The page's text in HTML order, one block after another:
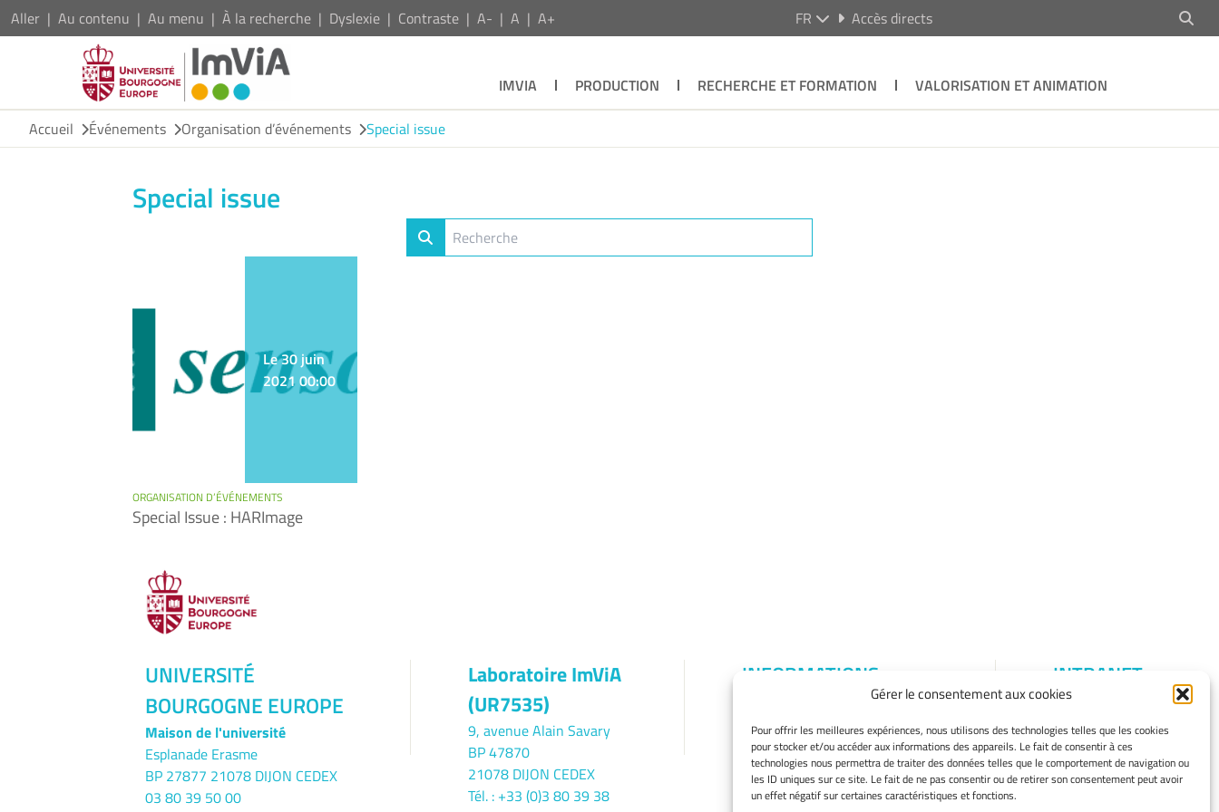
Gérer le consentement aux cookies
Pour offrir les meilleures expériences, nous utilisons des technologies telles que les cookies
pour stocker et/ou accéder aux informations des appareils. Le fait de consentir à ces
technologies nous permettra de traiter des données telles que le comportement de navigation ou
les ID uniques sur ce site. Le fait de ne pas consentir ou de retirer son consentement peut avoir
un effet négatif sur certaines caractéristiques et fonctions.
Aller Au contenu Au menu À la recherche Dyslexie Contraste A- A A+ FR Accès directs
IMVIA PRODUCTION RECHERCHE ET FORMATION
VALORISATION ET ANIMATION
Accueil
Événements Organisation d’événements Special issue
Special issue
Le 30 juin
2021 00:00
ORGANISATION D’ÉVÉNEMENTS
Special Issue : HARImage
UNIVERSITÉ
BOURGOGNE EUROPE
Maison de l'université
Esplanade Erasme
BP 27877 21078 DIJON CEDEX
03 80 39 50 00
Laboratoire ImViA
(UR7535)
9, avenue Alain Savary
BP 47870
21078 DIJON CEDEX
Tél. : +33 (0)3 80 39 38
INFORMATIONS
Mentions légales
Gérer mes cookies
Politique de cookies
Déclaration de
INTRANET